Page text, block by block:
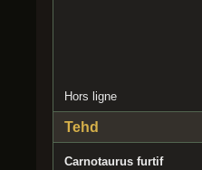
Hors ligne
Tehd
Carnotaurus furtif